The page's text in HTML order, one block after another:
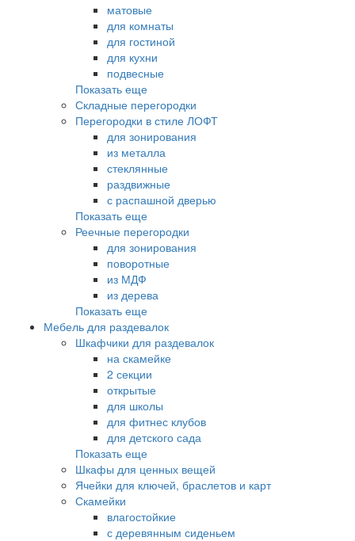
матовые
для комнаты
для гостиной
для кухни
подвесные
Показать еще
Складные перегородки
Перегородки в стиле ЛОФТ
для зонирования
из металла
стеклянные
раздвижные
с распашной дверью
Показать еще
Реечные перегородки
для зонирования
поворотные
из МДФ
из дерева
Показать еще
Мебель для раздевалок
Шкафчики для раздевалок
на скамейке
2 секции
открытые
для школы
для фитнес клубов
для детского сада
Показать еще
Шкафы для ценных вещей
Ячейки для ключей, браслетов и карт
Скамейки
влагостойкие
с деревянным сиденьем